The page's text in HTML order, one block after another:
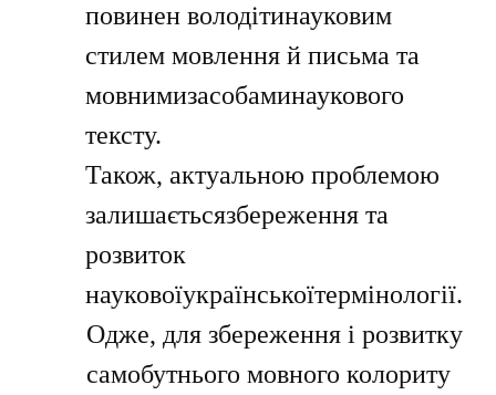
повинен володітинауковим
стилем мовлення й письма та
мовнимизасобаминаукового
тексту.
Також, актуальною проблемою
залишаєтьсязбереження та
розвиток
науковоїукраїнськоїтермінології.
Одже, для збереження і розвитку
самобутнього мовного колориту